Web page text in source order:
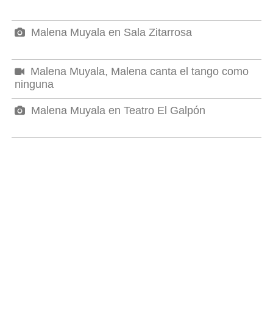
Malena Muyala en Sala Zitarrosa
Malena Muyala, Malena canta el tango como
ninguna
Malena Muyala en Teatro El Galpón